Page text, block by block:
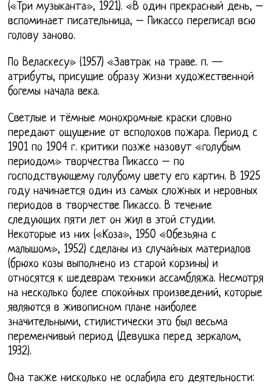
(«Три музыканта», 1921). «В один прекрасный день, –
вспоминает писательница, – Пикассо переписал всю
голову заново.
По Веласкесу» (1957) «Завтрак на траве. п. —
атрибуты, присущие образу жизни художественной
богемы начала века.
Светлые и тёмные монохромные краски словно
передают ощущение от всполохов пожара. Период с
1901 по 1904 г. критики позже назовут «голубым
периодом» творчества Пикассо – по
господствующему голубому цвету его картин. В 1925
году начинается один из самых сложных и неровных
периодов в творчестве Пикассо. В течение
следующих пяти лет он жил в этой студии.
Некоторые из них («Коза», 1950 «Обезьяна с
малышом», 1952) сделаны из случайных материалов
(брюхо козы выполнено из старой корзины) и
относятся к шедеврам техники ассамбляжа. Несмотря
на несколько более спокойных произведений, которые
являются в живописном плане наиболее
значительными, стилистически это был весьма
переменчивый период (Девушка перед зеркалом,
1932).
Она также нисколько не ослабила его деятельности: